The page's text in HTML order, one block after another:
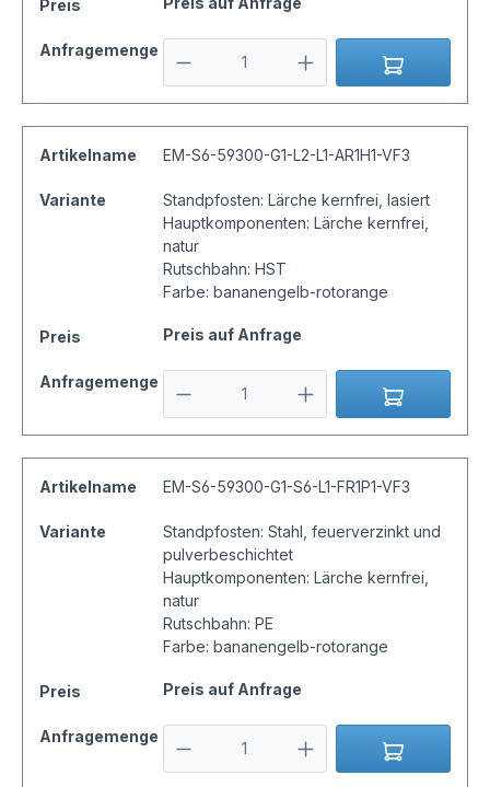
Preis
Anfragemenge
Artikelname EM-S6-59300-G1-L2-L1-AR1H1-VF3
Variante
Standpfosten: Lärche kernfrei, lasiert
Hauptkomponenten: Lärche kernfrei,
natur
Rutschbahn: HST
Farbe: bananengelb-rotorange
Preis Preis auf Anfrage
Anfragemenge
Artikelname EM-S6-59300-G1-S6-L1-FR1P1-VF3
Variante
Standpfosten: Stahl, feuerverzinkt und
pulverbeschichtet
Hauptkomponenten: Lärche kernfrei,
natur
Rutschbahn: PE
Farbe: bananengelb-rotorange
Preis Preis auf Anfrage
Anfragemenge